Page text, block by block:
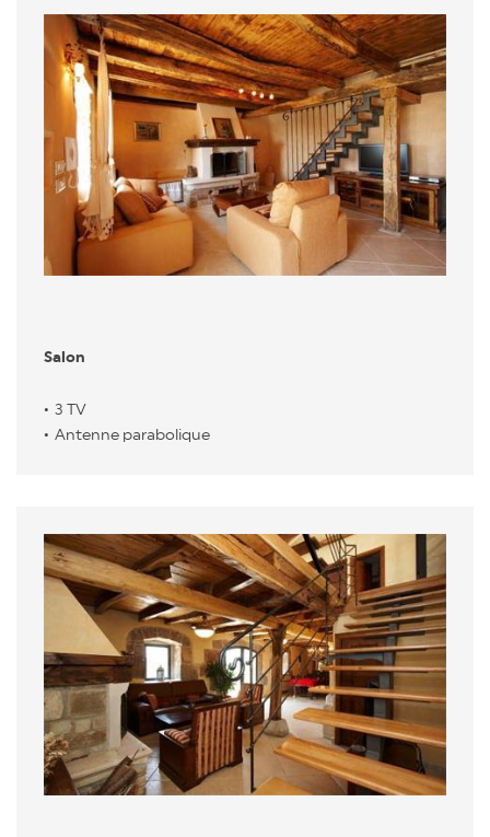
Salon
3 TV
Antenne parabolique